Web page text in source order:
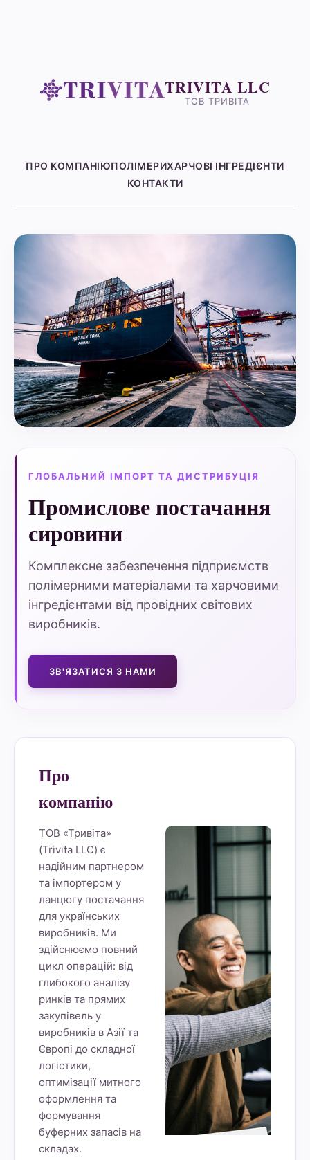
TRIVITA LLC
ТОВ ТРИВІТА
ПРО КОМПАНІЮПОЛІМЕРИХАРЧОВІ ІНГРЕДІЄНТИ
КОНТАКТИ
ГЛОБАЛЬНИЙ ІМПОРТ ТА ДИСТРИБУЦІЯ
Промислове постачання
сировини
Комплексне забезпечення підприємств
полімерними матеріалами та харчовими
інгредієнтами від провідних світових
виробників.
ЗВ'ЯЗАТИСЯ З НАМИ
Про
компанію
ТОВ «Тривіта»
(Trivita LLC) є
надійним партнером
та імпортером у
ланцюгу постачання
для українських
виробників. Ми
здійснюємо повний
цикл операцій: від
глибокого аналізу
ринків та прямих
закупівель у
виробників в Азії та
Європі до складної
логістики,
оптимізації митного
оформлення та
формування
буферних запасів на
складах.